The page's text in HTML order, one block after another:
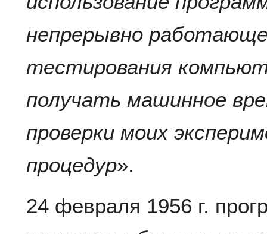
непрерывно
тестирования
получать машинное
проверки моих
процедур».
24 февраля 1956 г.